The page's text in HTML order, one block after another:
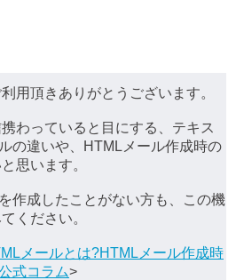
用頂きありがとうございます。
わっていると目にする、テキス
の違いや、HTMLメール作成時の
思います。
作成したことがない方も、この機
ください。
メールとは?HTMLメール作成時
式コラム>